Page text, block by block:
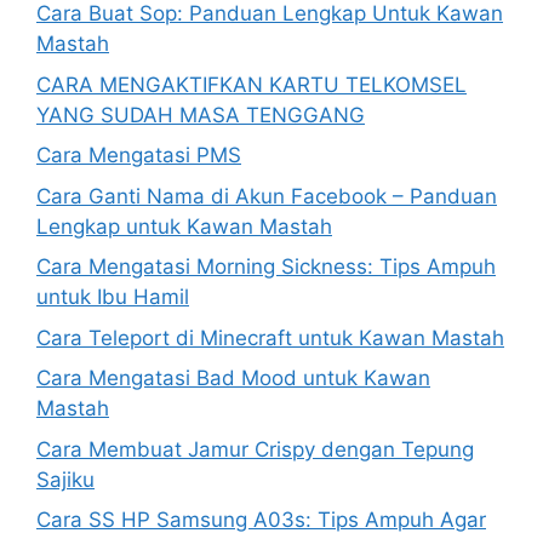
Cara Buat Sop: Panduan Lengkap Untuk Kawan
Mastah
CARA MENGAKTIFKAN KARTU TELKOMSEL
YANG SUDAH MASA TENGGANG
Cara Mengatasi PMS
Cara Ganti Nama di Akun Facebook – Panduan
Lengkap untuk Kawan Mastah
Cara Mengatasi Morning Sickness: Tips Ampuh
untuk Ibu Hamil
Cara Teleport di Minecraft untuk Kawan Mastah
Cara Mengatasi Bad Mood untuk Kawan
Mastah
Cara Membuat Jamur Crispy dengan Tepung
Sajiku
Cara SS HP Samsung A03s: Tips Ampuh Agar